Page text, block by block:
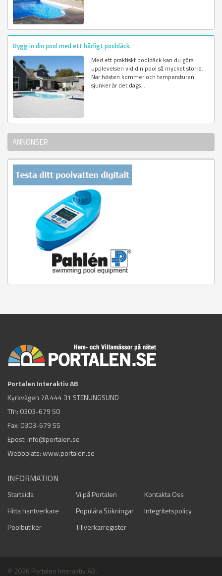
Bygg in din pool med ett härligt pooldäck.
Med ett praktiskt pooldäck kan du göra
upplevelsen vid din pool så mycket större.
När hösten kommer och temperaturen
sjunker är det dags...
ANNONSER
Portalen Interaktiv AB
Kyrkvägen 7A 444 31 STENUNGSUND
Tfn: 0303-679 50
Fax: 0303-679 55
Epost: info@portalen.se
Webbplats: www.portalen.se
INFORMATION
Startsida Vi på Portalen
Kontakta Oss
Hitta hantverkare
Populära Sökningar
Integritetspolicy
Poolbutiker
Tillverkarregister
© 2026 Portalen Interaktiv AB.